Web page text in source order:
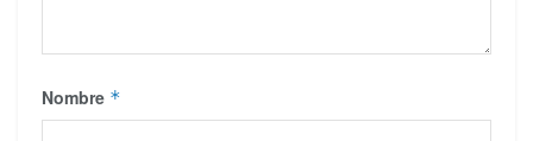
Nombre *